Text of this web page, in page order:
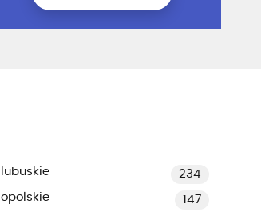
lubuskie
234
opolskie
147